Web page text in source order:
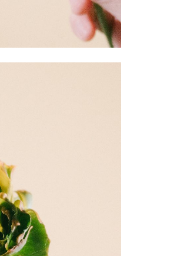
ではありません。好きな時
対応しておりません。ご了